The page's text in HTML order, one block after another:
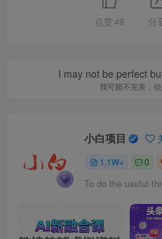
点赞 49 分
I may not be perfect
我可能不完美，
小白项目
1.1W+ 0